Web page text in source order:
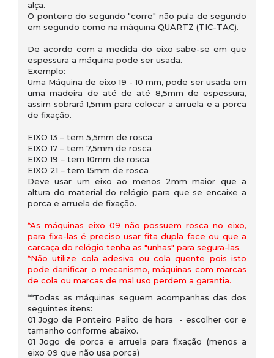
alça.
O ponteiro do segundo "corre" não pula de segundo
em segundo como na máquina QUARTZ (TIC-TAC).
De acordo com a medida do eixo sabe-se em que
espessura a máquina pode ser usada.
Exemplo:
Uma Máquina de eixo 19 - 10 mm, pode ser usada em
uma madeira de até de até 8,5mm de espessura,
assim sobrará 1,5mm para colocar a arruela e a porca
de fixação.
EIXO 13 – tem 5,5mm de rosca
EIXO 17 – tem 7,5mm de rosca
EIXO 19 – tem 10mm de rosca
EIXO 21 – tem 15mm de rosca
Deve usar um eixo ao menos 2mm maior que a
altura do material do relógio para que se encaixe a
porca e arruela de fixação.
*As máquinas eixo 09 não possuem rosca no eixo,
para fixa-las é preciso usar fita dupla face ou que a
carcaça do relógio tenha as "unhas" para segura-las.
*Não utilize cola adesiva ou cola quente pois isto
pode danificar o mecanismo, máquinas com marcas
de cola ou marcas de mal uso perdem a garantia.
**Todas as máquinas seguem acompanhas das dos
seguintes itens:
01 Jogo de Ponteiro Palito de hora - escolher cor e
tamanho conforme abaixo.
01 Jogo de porca e arruela para fixação (menos a
eixo 09 que não usa porca)